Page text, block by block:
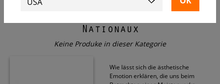
Nationaux
Keine Produke in dieser Kategorie
Wie lässt sich die ästhetische
Emotion erklären, die uns beim